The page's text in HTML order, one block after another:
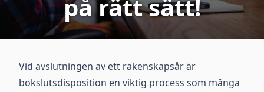
på rätt sätt!
Vid avslutningen av ett räkenskapsår är
bokslutsdisposition en viktig process som många